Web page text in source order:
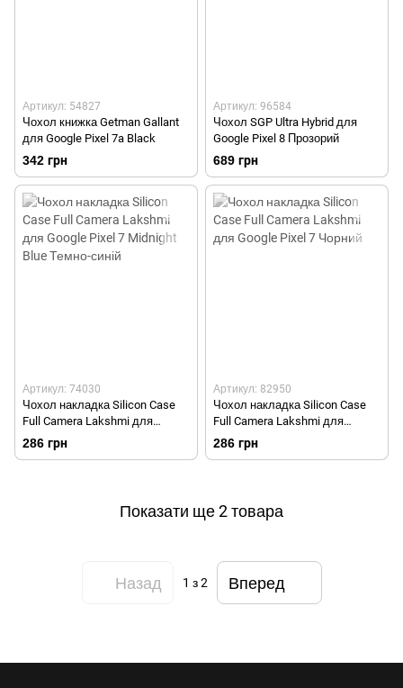
Артикул: 54827
Чохол книжка Getman Gallant
для Google Pixel 7a Black
342 грн
Артикул: 96584
Чохол SGP Ultra Hybrid для
Google Pixel 8 Прозорий
689 грн
Артикул: 74030
Чохол накладка Silicon Case
Full Camera Lakshmi для
Google Pixel 7 Midnight Blue
Темно-синій
286 грн
Артикул: 82950
Чохол накладка Silicon Case
Full Camera Lakshmi для
Google Pixel 7 Чорний
286 грн
Показати ще 2 товара
Назад 1 з 2 Вперед